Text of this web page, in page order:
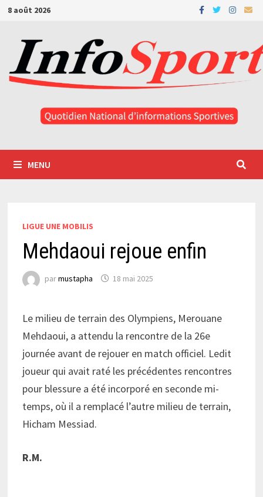
Passer
contenu
8 août 2026
MENU
LIGUE UNE MOBILIS
Mehdaoui rejoue enfin
parmustapha 18 mai 2025
Le milieu de terrain des Olympiens, Merouane
Mehdaoui, a attendu la rencontre de la 26e
journée avant de rejouer en match officiel. Ledit
joueur qui avait raté les précédentes rencontres
pour blessure a été incorporé en seconde mi-
temps, où il a remplacé l’autre milieu de terrain,
Hicham Messiad.
R.M.